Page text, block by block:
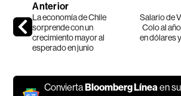
Anterior
La economía de Chile
sorprende con un
crecimiento mayor al
esperado en junio
Salario de
Colo al
en dólares
ConviertaBloomberg Líneaen